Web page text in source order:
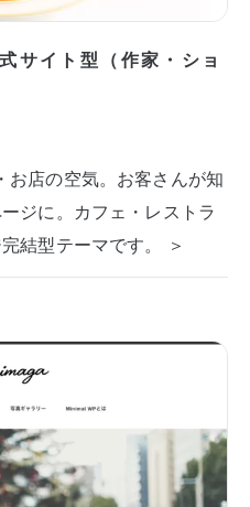
サイト型（作家・ショ
お店の空気。お客さんが知
ジに。カフェ・レストラ
結型テーマです。 ＞